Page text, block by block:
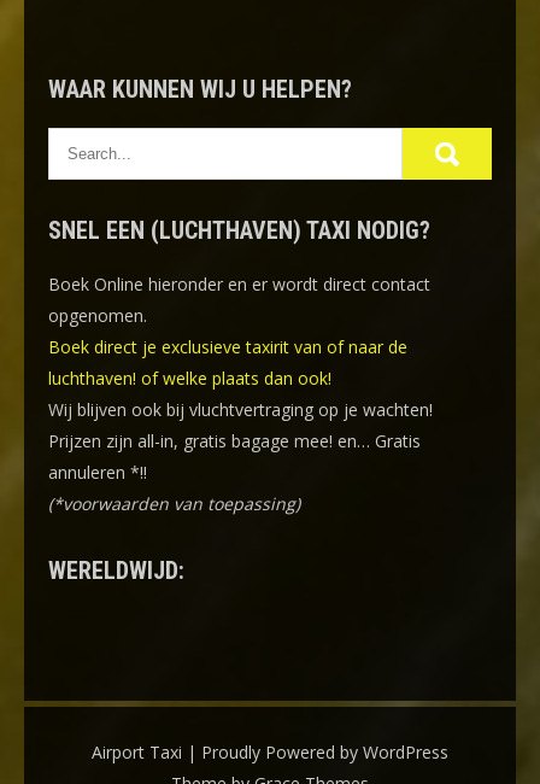
WAAR KUNNEN WIJ U HELPEN?
SNEL EEN (LUCHTHAVEN) TAXI NODIG?
Boek Online hieronder en er wordt direct contact
opgenomen.
Boek direct je exclusieve taxirit van of naar de
luchthaven! of welke plaats dan ook!
Wij blijven ook bij vluchtvertraging op je wachten!
Prijzen zijn all-in, gratis bagage mee! en… Gratis
annuleren *!!
(*voorwaarden van toepassing)
WERELDWIJD:
Airport Taxi | Proudly Powered by WordPress